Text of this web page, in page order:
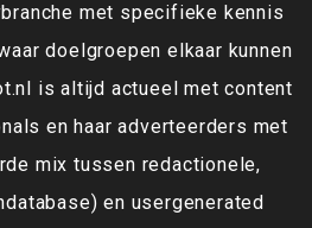
met specifieke kennis
doelgroepen elkaar kunnen
is altijd actueel met content
en haar adverteerders met
mix tussen redactionele,
en usergenerated